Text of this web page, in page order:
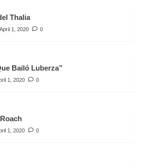
Thalia
April 1, 2020 0
Bailó Luberza”
1, 2020 0
1, 2020 0